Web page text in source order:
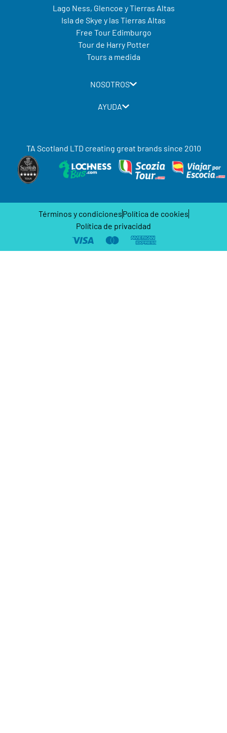
Lago Ness, Glencoe y Tierras Altas
Isla de Skye y las Tierras Altas
Free Tour Edimburgo
Tour de Harry Potter
Tours a medida
NOSOTROS
AYUDA
TA Scotland LTD creating great brands since 2010
Términos y condicionesPolítica de cookies
Política de privacidad